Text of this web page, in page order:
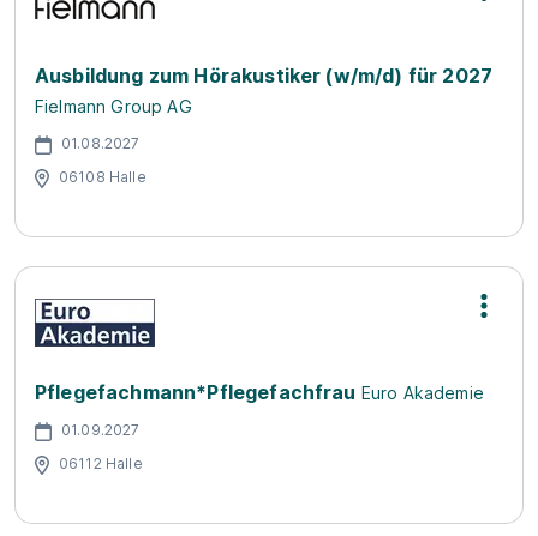
Ausbildung zum Hörakustiker (w/m/d) für 2027
Fielmann Group AG
01.08.2027
06108 Halle
Pflegefachmann*Pflegefachfrau Euro Akademie
01.09.2027
06112 Halle